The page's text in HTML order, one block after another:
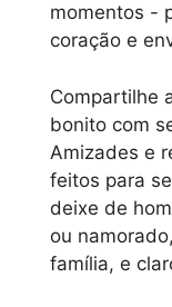
momentos -
coração e
Compartilhe
bonito com
Amizades e
feitos para
deixe de
ou
família, e